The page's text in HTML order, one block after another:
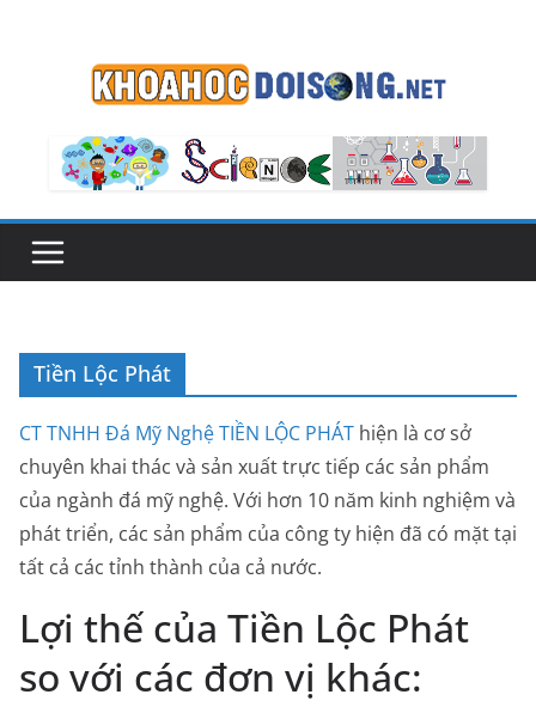
Tiền Lộc Phát
CT TNHH Đá Mỹ Nghệ TIỀN LỘC PHÁT hiện là cơ sở
chuyên khai thác và sản xuất trực tiếp các sản phẩm
của ngành đá mỹ nghệ. Với hơn 10 năm kinh nghiệm và
phát triển, các sản phẩm của công ty hiện đã có mặt tại
tất cả các tỉnh thành của cả nước.
Lợi thế của Tiền Lộc Phát
so với các đơn vị khác: